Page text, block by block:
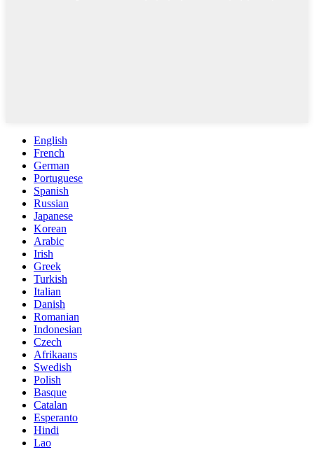
English
French
German
Portuguese
Spanish
Russian
Japanese
Korean
Arabic
Irish
Greek
Turkish
Italian
Danish
Romanian
Indonesian
Czech
Afrikaans
Swedish
Polish
Basque
Catalan
Esperanto
Hindi
Lao